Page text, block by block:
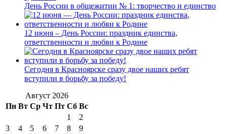
День России в общежитии № 1: творчество и единство
12 июня – День России: праздник единства,
ответственности и любви к Родине
Сегодня в Красноярске сразу двое наших ребят
вступили в борьбу за победу!
Август 2026
Пн Вт Ср Чт Пт Сб Вс
1
2
3
4 5 6 7 8
9